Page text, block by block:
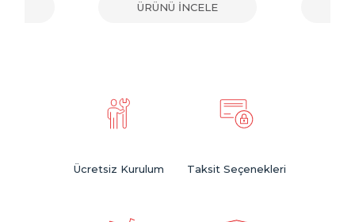
ÜRÜNÜ İNCELE
Ücretsiz Kurulum Taksit Seçenekleri